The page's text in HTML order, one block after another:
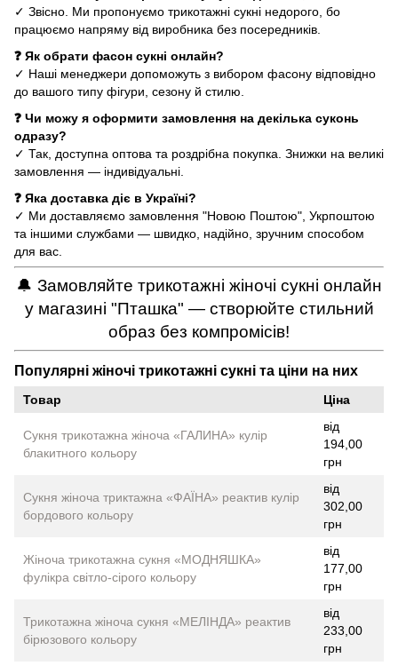
✓ Звісно. Ми пропонуємо трикотажні сукні недорого, бо
працюємо напряму від виробника без посередників.
❓ Як обрати фасон сукні онлайн?
✓ Наші менеджери допоможуть з вибором фасону відповідно
до вашого типу фігури, сезону й стилю.
❓ Чи можу я оформити замовлення на декілька суконь
одразу?
✓ Так, доступна оптова та роздрібна покупка. Знижки на великі
замовлення — індивідуальні.
❓ Яка доставка діє в Україні?
✓ Ми доставляємо замовлення "Новою Поштою", Укрпоштою
та іншими службами — швидко, надійно, зручним способом
для вас.
🔔 Замовляйте трикотажні жіночі сукні онлайн
у магазині "Пташка" — створюйте стильний
образ без компромісів!
Популярні жіночі трикотажні сукні та ціни на них
Товар Ціна
Сукня трикотажна жіноча «ГАЛИНА» кулір
блакитного кольору
від
194,00
грн
Сукня жіноча триктажна «ФАЇНА» реактив кулір
бордового кольору
від
302,00
грн
Жіноча трикотажна сукня «МОДНЯШКА»
фулікра світло-сірого кольору
від
177,00
грн
Трикотажна жіноча сукня «МЕЛІНДА» реактив
бірюзового кольору
від
233,00
грн